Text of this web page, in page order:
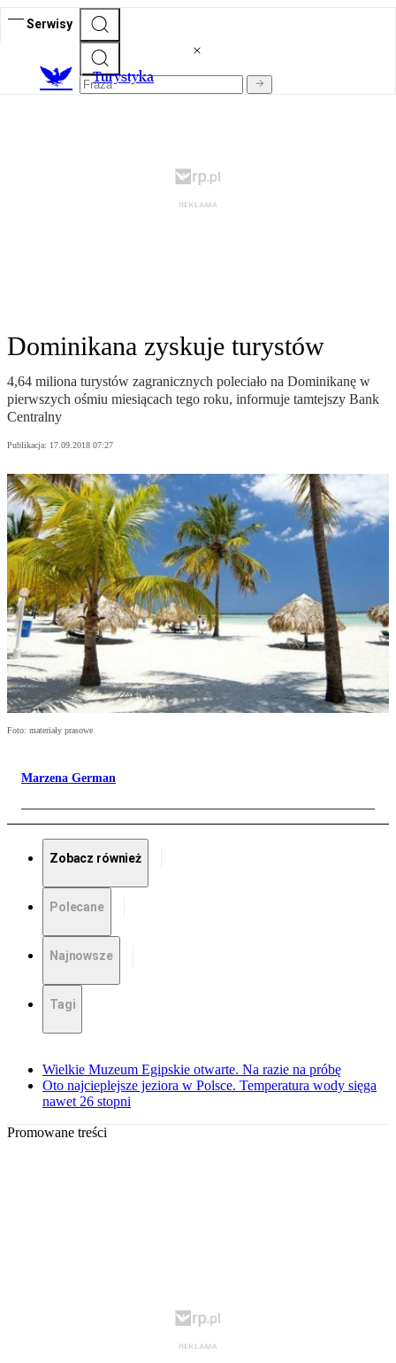
Serwisy
Turystyka
Dominikana zyskuje turystów
4,64 miliona turystów zagranicznych poleciało na Dominikanę w
pierwszych ośmiu miesiącach tego roku, informuje tamtejszy Bank
Centralny
Publikacja: 17.09.2018 07:27
Foto: materiały prasowe
Marzena German
Zobacz również
Polecane
Najnowsze
Tagi
Wielkie Muzeum Egipskie otwarte. Na razie na próbę
Oto najcieplejsze jeziora w Polsce. Temperatura wody sięga
nawet 26 stopni
Promowane treści